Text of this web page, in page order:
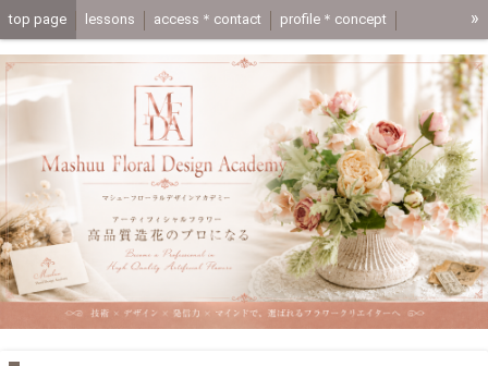
top page lessons access＊contact profile＊concept
media＊coupon mashuuflower-shop one day lesson trial lesson page
application 動画レッスン
»